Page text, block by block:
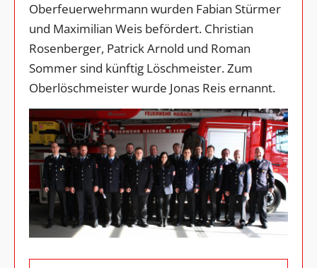
Oberfeuerwehrmann wurden Fabian Stürmer
und Maximilian Weis befördert. Christian
Rosenberger, Patrick Arnold und Roman
Sommer sind künftig Löschmeister. Zum
Oberlöschmeister wurde Jonas Reis ernannt.